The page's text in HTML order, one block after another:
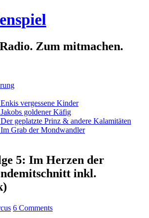
Zum mitmachen.
vergessene Kinder
goldener Käfig
geplatzte Prinz & andere Kalamitäten
Grab der Mondwandler
5: Im Herzen der
inkl.
6 Comments